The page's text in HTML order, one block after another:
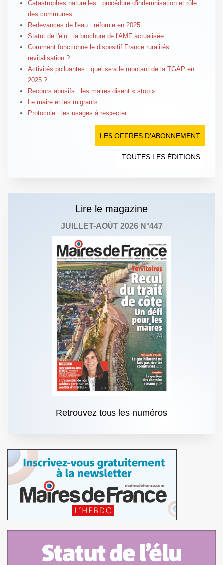
Catastrophes naturelles : procédure d'indemnisation et rôle
des communes
Redevances de l'eau : réforme en 2025
Statut de l'élu : la brochure de l'AMF actualisée
Comment fonctionne le dispositif France ruralités
revitalisation ?
Activités polluantes : quel sera le montant de la TGAP en
2025 ?
Recours abusifs : les maires disent « stop »
Le maire et les migrants
Protocole : les usages à respecter
LES OFFRES D’ABONNEMENT
TOUTES LES ÉDITIONS
Lire le magazine
JUILLET-AOÛT 2026 N°447
Retrouvez tous les numéros